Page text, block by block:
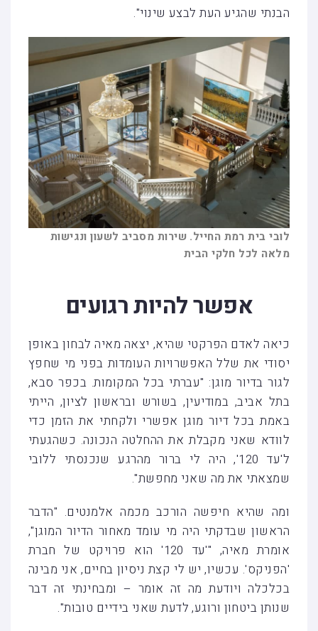
הבנתי שהגיע העת לבצע שינוי".
לובי בית רמת החייל. שירות מסביב לשעון ונגישות
מלאה לכל חלקי הבית
אפשר להיות רגועים
כיאה לאדם הפרקטי שהיא, יצאה מאיה לבחון באופן
יסודי את שלל האפשרויות העומדות בפני מי שחפץ
לגור בדיור מוגן: "עברתי בכל המקומות. בכפר סבא,
בתל אביב, במודיעין, בשורש ובראשון לציון, הייתי
באמת בכל דיור מוגן אפשרי ולקחתי את הזמן כדי
לוודא שאני מקבלת את ההחלטה הנכונה. כשהגעתי
ל'עד 120', היה לי ברור מהרגע שנכנסתי ללובי
שמצאתי את מה שאני מחפשת".
ומה שהיא חיפשה הורכב מכמה אלמנטים. "הדבר
הראשון שבדקתי היה מי עומד מאחור הדיור המוגן",
אומרת מאיה, "'עד 120' הוא פרויקט של חברת
'הפניקס'. עכשיו, יש לי קצת ניסיון בחיים, אני מבינה
בכלכלה ויודעת מה זה אומר – ומבחינתי זה דבר
שנותן ביטחון ורוגע, לדעת שאני בידיים טובות".